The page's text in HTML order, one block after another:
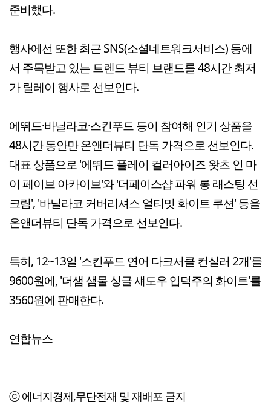
준비했다.
행사에선 또한 최근 SNS(소셜네트워크서비스) 등에
서 주목받고 있는 트렌드 뷰티 브랜드를 48시간 최저
가 릴레이 행사로 선보인다.
에뛰드·바닐라코·스킨푸드 등이 참여해 인기 상품을
48시간 동안만 온앤더뷰티 단독 가격으로 선보인다.
대표 상품으로 '에뛰드 플레이 컬러아이즈 왓츠 인 마
이 페이브 아카이브'와 '더페이스샵 파워 롱 래스팅 선
크림', '바닐라코 커버리셔스 얼티밋 화이트 쿠션' 등을
온앤더뷰티 단독 가격으로 선보인다.
특히, 12~13일 '스킨푸드 연어 다크서클 컨실러 2개'를
9600원에, '더샘 샘물 싱글 섀도우 입덕주의 화이트'를
3560원에 판매한다.
연합뉴스
ⓒ 에너지경제,무단전재 및 재배포 금지